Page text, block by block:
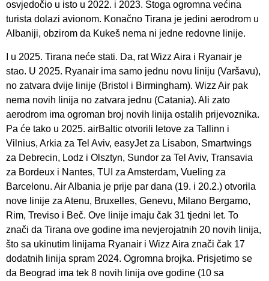
osvjedočio u isto u 2022. i 2023. Stoga ogromna većina
turista dolazi avionom. Konačno Tirana je jedini aerodrom u
Albaniji, obzirom da Kukeš nema ni jedne redovne linije.
I u 2025. Tirana neće stati. Da, rat Wizz Aira i Ryanair je
stao. U 2025. Ryanair ima samo jednu novu liniju (Varšavu),
no zatvara dvije linije (Bristol i Birmingham). Wizz Air pak
nema novih linija no zatvara jednu (Catania). Ali zato
aerodrom ima ogroman broj novih linija ostalih prijevoznika.
Pa će tako u 2025. airBaltic otvorili letove za Tallinn i
Vilnius, Arkia za Tel Aviv, easyJet za Lisabon, Smartwings
za Debrecin, Lodz i Olsztyn, Sundor za Tel Aviv, Transavia
za Bordeux i Nantes, TUI za Amsterdam, Vueling za
Barcelonu. Air Albania je prije par dana (19. i 20.2.) otvorila
nove linije za Atenu, Bruxelles, Genevu, Milano Bergamo,
Rim, Treviso i Beč. Ove linije imaju čak 31 tjedni let. To
znači da Tirana ove godine ima nevjerojatnih 20 novih linija,
što sa ukinutim linijama Ryanair i Wizz Aira znači čak 17
dodatnih linija spram 2024. Ogromna brojka. Prisjetimo se
da Beograd ima tek 8 novih linija ove godine (10 sa